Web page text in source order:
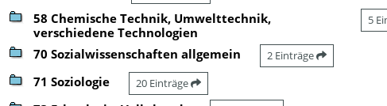
58 Chemische Technik, Umwelttechnik,
verschiedene Technologien
5
70 Sozialwissenschaften allgemein 2 Einträge
71 Soziologie 20 Einträge